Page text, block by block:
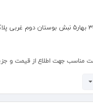
مناسب جهت اطلاع از قیمت و